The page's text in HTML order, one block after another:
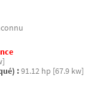
:91.12 hp [67.9 kw]